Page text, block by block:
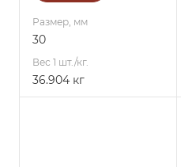
Размер, мм
30
Вес 1 шт./кг.
36.904 кг